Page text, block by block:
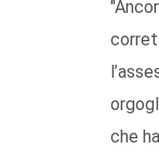
che